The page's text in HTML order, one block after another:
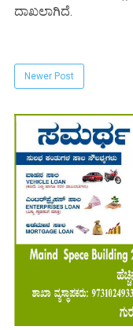
ದಾಖಲಾಗಿದೆ.
Newer Post